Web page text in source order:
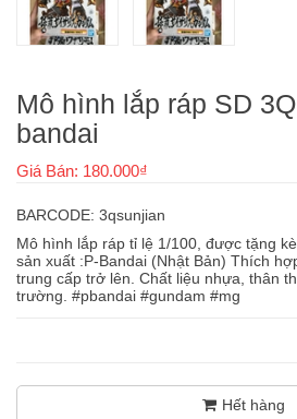
Mô hình lắp ráp SD
bandai
Giá Bán: 180.000₫
BARCODE: 3qsunjian
Mô hình lắp ráp tỉ lệ 1/100, được tặng
sản xuất :P-Bandai (Nhật Bản) Thích
trung cấp trở lên. Chất liệu nhựa, thân
trường. #pbandai #gundam #mg
Hết hàng